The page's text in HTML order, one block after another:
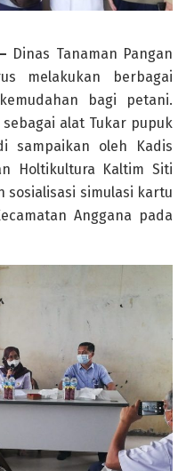
Dinas Tanaman Pangan
melakukan berbagai
bagi petani.
alat Tukar pupuk
sampaikan oleh Kadis
Holtikultura Kaltim Siti
sosialisasi simulasi kartu
Anggana pada